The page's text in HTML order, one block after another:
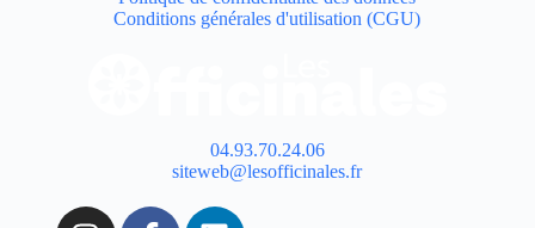
Conditions générales d'utilisation (CGU)
04.93.70.24.06
siteweb@lesofficinales.fr